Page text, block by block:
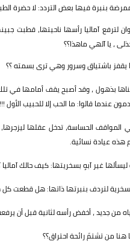
بنبرة فيها بعض التردد: لا حضرة
لترفع آماليا رأسها ناحيتها، قطبت
، يا آلهي ماهذا؟؟
باشتياق وسرور وهي ترى بسمته ؟؟
بذهول ، وقد أصبح يقف أمامها في
عندما قالوا: ما الحب إلا للحبيب الأول !!!
المواقف الحساسة، تدخل عقلها
هذه عيادة نسائية.
ليسألها غير آبهٍ بسخريتها: كيف حالك آماليا
لتردف بنبرتها ذاتها: هل قطعت
من جديد ، أخفض رأسه لثانية قبل أن
من تشتمّ رائحة احتراق؟؟